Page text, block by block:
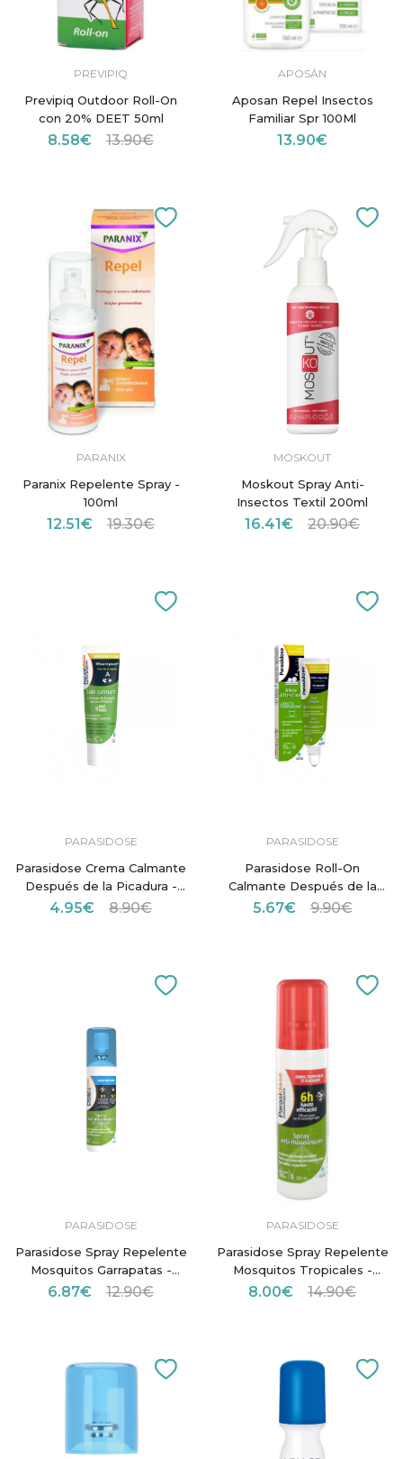
PREVIPIQ
Previpiq Outdoor Roll-On
con 20% DEET 50ml
8.58€ 13.90€
APOSÁN
Aposan Repel Insectos
Familiar Spr 100Ml
13.90€
PARANIX
Paranix Repelente Spray -
100ml
12.51€ 19.30€
MOSKOUT
Moskout Spray Anti-
Insectos Textil 200ml
16.41€ 20.90€
PARASIDOSE
Parasidose Crema Calmante
Después de la Picadura -
40ml
4.95€ 8.90€
PARASIDOSE
Parasidose Roll-On
Calmante Después de la
Picadura - 15ml
5.67€ 9.90€
PARASIDOSE
Parasidose Spray Repelente
Mosquitos Garrapatas -
100ml
6.87€ 12.90€
PARASIDOSE
Parasidose Spray Repelente
Mosquitos Tropicales -
100ml
8.00€ 14.90€